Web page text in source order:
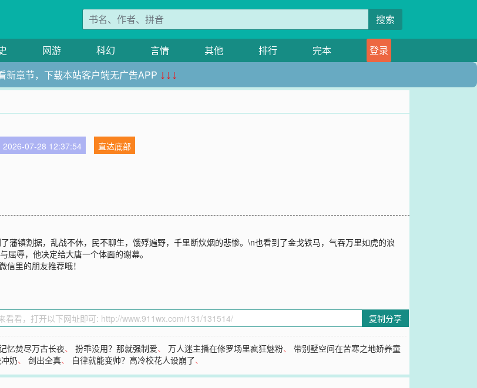
搜索
网游 科幻 言情 其他 排行 完本
登录
新章节，下载本站客户端无广告APP ↓↓↓
2026-07-28 12:37:54
直达底部
藩镇割据，乱战不休，民不聊生，饿殍遍野，千里断炊烟的悲惨。\n也看到了金戈铁马，气吞万里如虎的浪
辱，他决定给大唐一个体面的谢幕。
里的朋友推荐哦！
复制分享
忆焚尽万古长夜、扮乖没用？那就强制爱、万人迷主播在修罗场里疯狂魅粉、带别墅空间在苦寒之地娇养童
奶、剑出全真、 自律就能变帅？高冷校花人设崩了、